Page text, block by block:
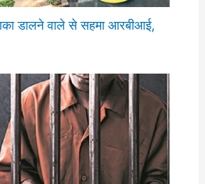
डालने वाले से सहमा आरबीआई,